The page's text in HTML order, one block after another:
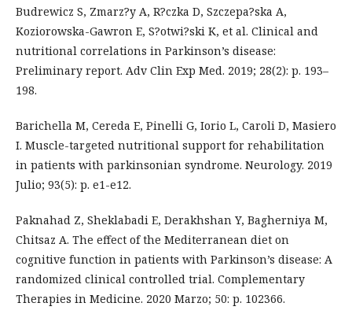
Budrewicz S, Zmarz?y A, R?czka D, Szczepa?ska A,
Koziorowska-Gawron E, S?otwi?ski K, et al. Clinical and
nutritional correlations in Parkinson’s disease:
Preliminary report. Adv Clin Exp Med. 2019; 28(2): p. 193–
198.
Barichella M, Cereda E, Pinelli G, Iorio L, Caroli D, Masiero
I. Muscle-targeted nutritional support for rehabilitation
in patients with parkinsonian syndrome. Neurology. 2019
Julio; 93(5): p. e1-e12.
Paknahad Z, Sheklabadi E, Derakhshan Y, Bagherniya M,
Chitsaz A. The effect of the Mediterranean diet on
cognitive function in patients with Parkinson’s disease: A
randomized clinical controlled trial. Complementary
Therapies in Medicine. 2020 Marzo; 50: p. 102366.